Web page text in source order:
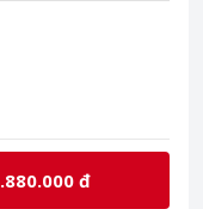
đ